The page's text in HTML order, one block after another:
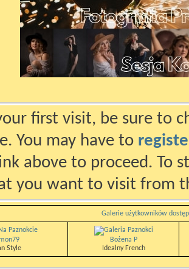
first visit, be sure to
You may have to
above to proceed. To
you want to visit from
Galerie użytkowników
Style
Bożena P
Idealny French